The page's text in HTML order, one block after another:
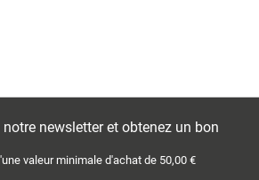
notre newsletter et obtenez un bon
valeur minimale d'achat de 50,00 €